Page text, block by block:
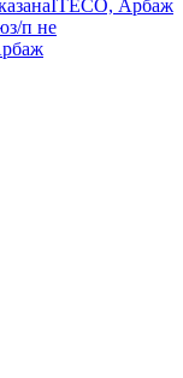
ITECO, Арбаж
з/п не